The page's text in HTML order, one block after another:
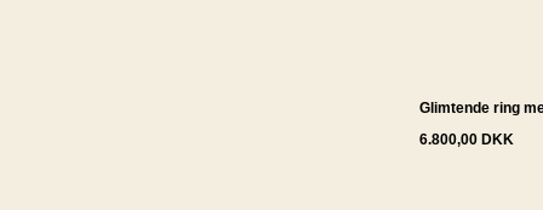
Glimtende ring
6.800,00 DKK